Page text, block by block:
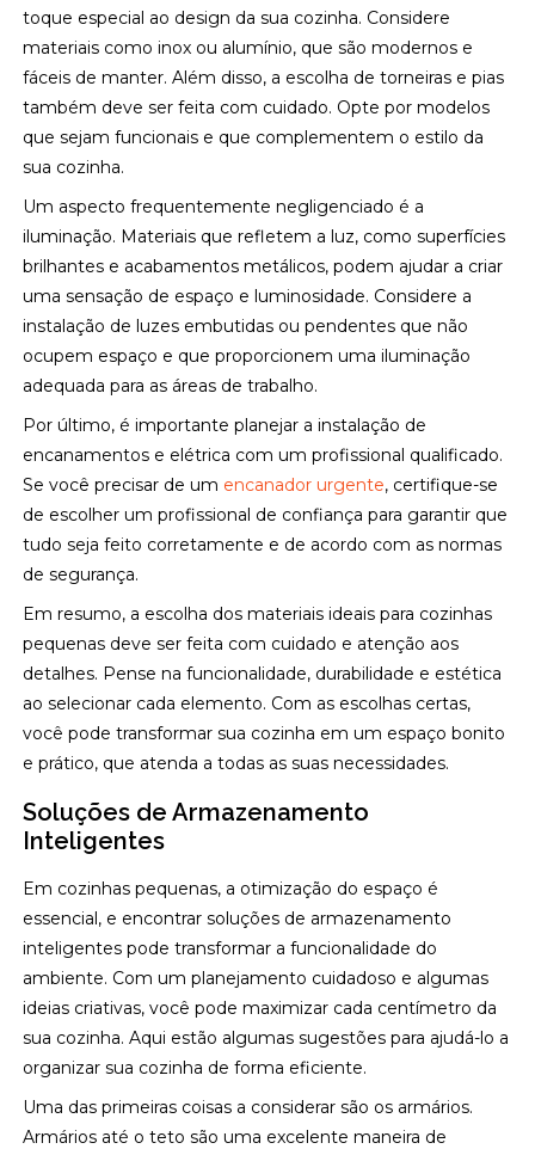
toque especial ao design da sua cozinha. Considere
materiais como inox ou alumínio, que são modernos e
fáceis de manter. Além disso, a escolha de torneiras e pias
também deve ser feita com cuidado. Opte por modelos
que sejam funcionais e que complementem o estilo da
sua cozinha.
Um aspecto frequentemente negligenciado é a
iluminação. Materiais que refletem a luz, como superfícies
brilhantes e acabamentos metálicos, podem ajudar a criar
uma sensação de espaço e luminosidade. Considere a
instalação de luzes embutidas ou pendentes que não
ocupem espaço e que proporcionem uma iluminação
adequada para as áreas de trabalho.
Por último, é importante planejar a instalação de
encanamentos e elétrica com um profissional qualificado.
Se você precisar de um encanador urgente, certifique-se
de escolher um profissional de confiança para garantir que
tudo seja feito corretamente e de acordo com as normas
de segurança.
Em resumo, a escolha dos materiais ideais para cozinhas
pequenas deve ser feita com cuidado e atenção aos
detalhes. Pense na funcionalidade, durabilidade e estética
ao selecionar cada elemento. Com as escolhas certas,
você pode transformar sua cozinha em um espaço bonito
e prático, que atenda a todas as suas necessidades.
Soluções de Armazenamento
Inteligentes
Em cozinhas pequenas, a otimização do espaço é
essencial, e encontrar soluções de armazenamento
inteligentes pode transformar a funcionalidade do
ambiente. Com um planejamento cuidadoso e algumas
ideias criativas, você pode maximizar cada centímetro da
sua cozinha. Aqui estão algumas sugestões para ajudá-lo a
organizar sua cozinha de forma eficiente.
Uma das primeiras coisas a considerar são os armários.
Armários até o teto são uma excelente maneira de